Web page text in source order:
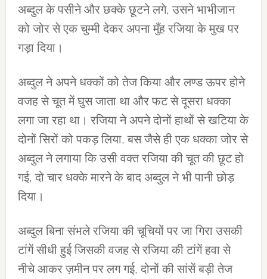
अब्दुल के पसीने और छक्के छूटने लगे, उसने भाभीजान
को जोर से एक चुम्मी देकर अपना मुँह रजिया के मुख पर
गड़ा दिया।
अब्दुल ने अपने धक्कों को तेज किया और लण्ड ऊपर होने
वजह से चूत में घुस जाता था और फट से दूसरा धक्का
लगा जा रहा था। रजिया ने अपने दोनों हाथों से खटिया के
दोनों सिरों को पकड़ लिया, बस जैसे ही एक धक्का जोर से
अब्दुल ने लगाया कि उसी वक्त रजिया की चूत की छूट हो
गई, दो चार धक्के मारने के बाद अब्दुल ने भी पानी छोड़
दिया।
अब्दुल बिना संभले रजिया की चूचियों पर जा गिरा उसकी
टांगें सीधी हुई जिसकी वजह से रजिया की टांगें हवा से
नीचे आकर ज़मीन पर लग गई, दोनों की सांसें बड़ी तेज